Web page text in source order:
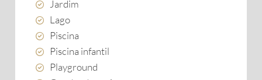
Jardim
Lago
Piscina
Piscina infantil
Playground